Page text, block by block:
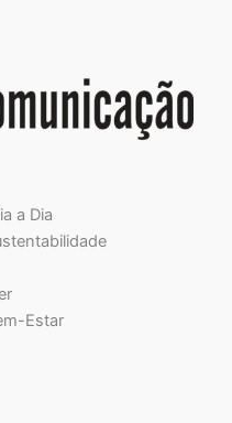
a Dia
Estar